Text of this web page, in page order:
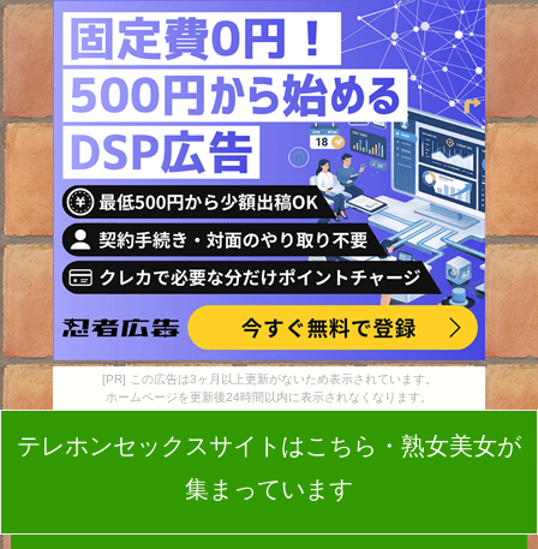
[PR] この広告は3ヶ月以上更新がないため表示されています。
ホームページを更新後24時間以内に表示されなくなります。
テレホンセックスサイトはこちら・熟女美女が
集まっています